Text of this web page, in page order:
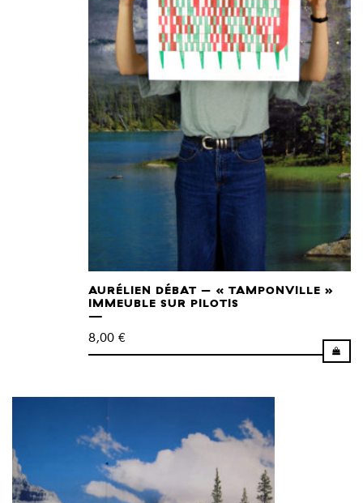
AURÉLIEN DÉBAT – « TAMPONVILLE »
IMMEUBLE SUR PILOTIS
8,00 €